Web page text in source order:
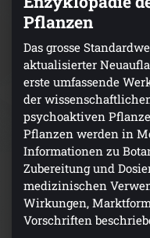
Pflanzen
Das grosse
aktualisierter
erste umfassende
der
psychoaktiven
Pflanzen werden in
Informationen zu
Zubereitung und
medizinischen
Wirkungen,
Vorschriften